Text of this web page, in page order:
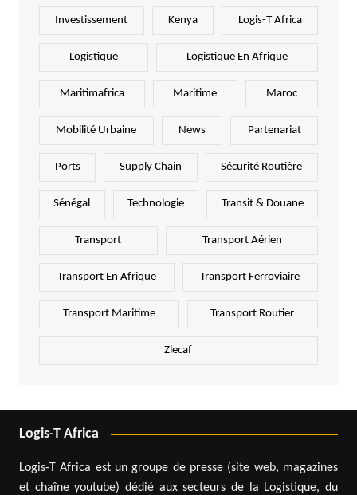
Investissement Kenya Logis-T Africa
Logistique Logistique En Afrique
Maritimafrica Maritime Maroc
Mobilité Urbaine News Partenariat
Ports Supply Chain Sécurité Routière
Sénégal Technologie Transit & Douane
Transport Transport Aérien
Transport En Afrique Transport Ferroviaire
Transport Maritime Transport Routier
Zlecaf
Logis-T Africa
Logis-T Africa est un groupe de presse (site web, magazines
et chaîne youtube) dédié aux secteurs de la Logistique, du